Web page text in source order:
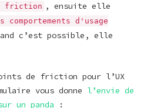
friction , ensuite elle
comportements d'usage
c’est possible, elle
de friction pour l’UX
vous donne l’envie de
un panda :